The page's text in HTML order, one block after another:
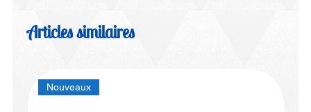
Articles similaires
Nouveaux